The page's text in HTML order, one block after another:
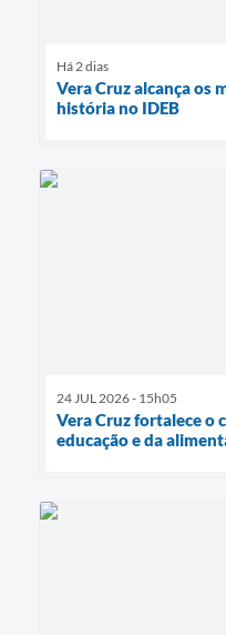
Há 2 dias
Vera Cruz alcança os
história no IDEB
24 JUL 2026 - 15h05
Vera Cruz fortalece o
educação e da